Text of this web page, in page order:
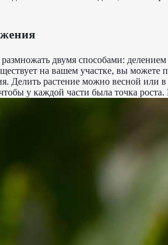
двумя способами:
на вашем участке, вы можете
Делить растение можно весной или
у каждой части была точка